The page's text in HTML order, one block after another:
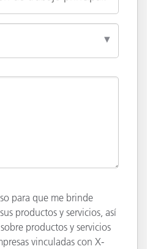
para que me brinde
productos y servicios, así
productos y servicios
vinculadas con X-